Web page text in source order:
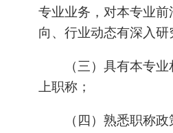
专业业务，对本专业
向、行业动态有深入研
（三）具有本专
上职称；
（四）熟悉职称